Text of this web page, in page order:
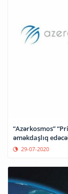
“Azərkosmos”
əməkdaşlıq
29-07-2020